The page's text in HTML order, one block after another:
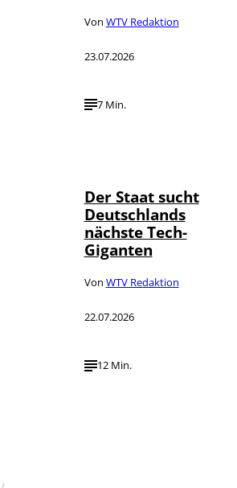
Von WTV Redaktion
23.07.2026
7 Min.
Der Staat sucht
Deutschlands
nächste Tech-
Giganten
Von WTV Redaktion
22.07.2026
12 Min.